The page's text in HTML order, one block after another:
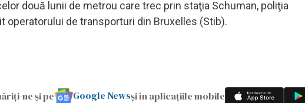
două lunii de metrou care trec prin staţia Schuman, poliţia
operatorului de transporturi din Bruxelles (Stib).
ne și pe Google Newsși în aplicațiile mobile